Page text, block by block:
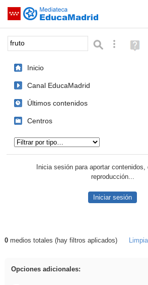
Saltar navegación
Palabra o frase: BúsquedaAyuda
(en
Inicio
Canal EducaMadrid
Últimos contenidos
Centros
Inicia sesión para aportar
reproducción...
Iniciar sesión
Resultados de: fruto
0medios totales (hay filtros aplicados)
Opciones adicionales: